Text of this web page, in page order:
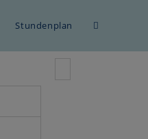
Stundenplan